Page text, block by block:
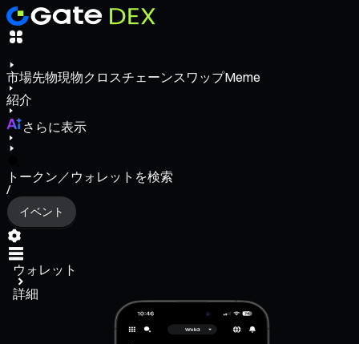
市場先物現物クロスチェーンスワップMeme
紹介
さらに表示
トークン／ウォレットを検索
/
イベント
ウォレット
詳細